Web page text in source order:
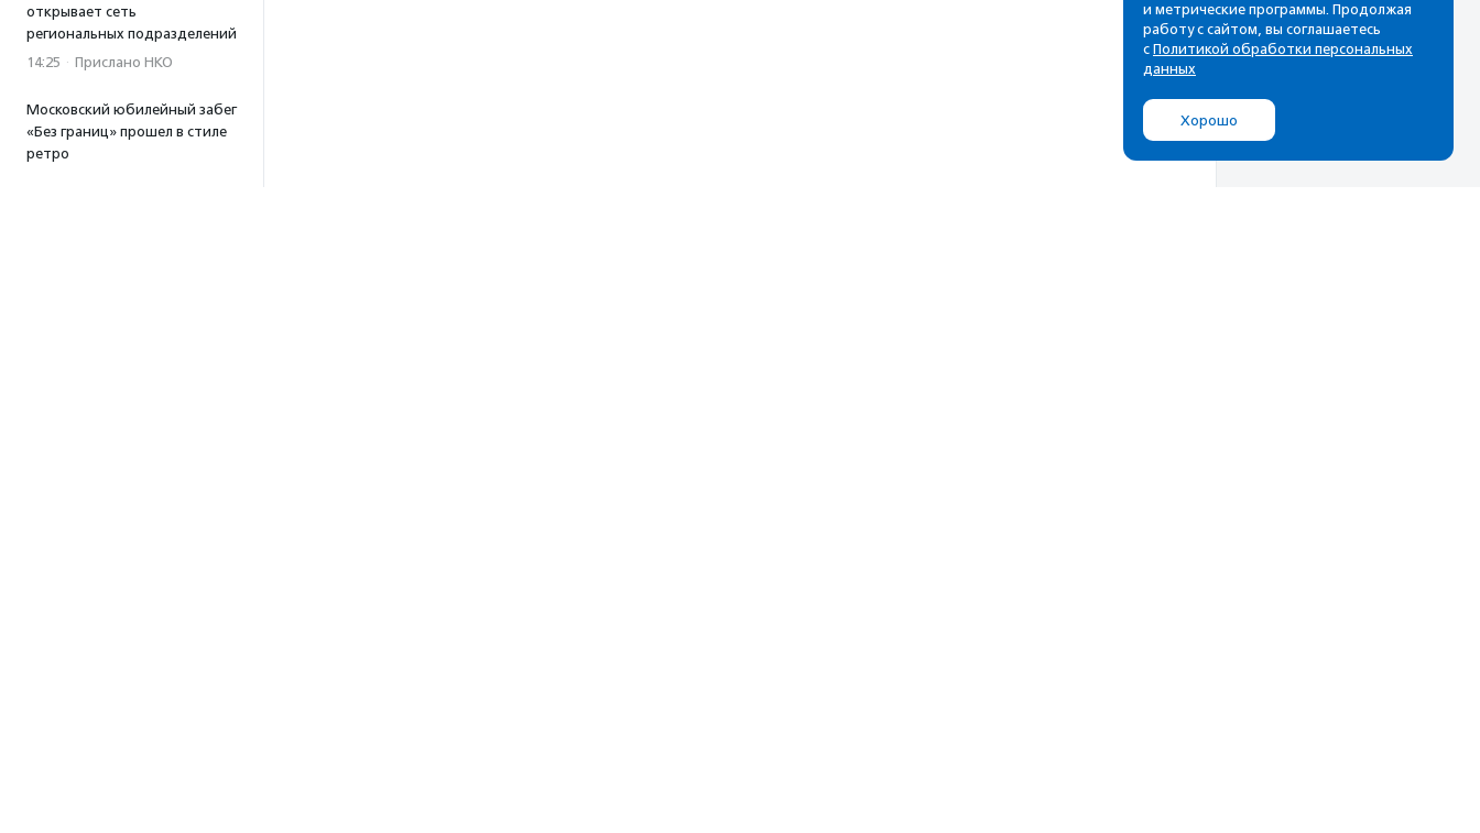
открывает сеть
региональных подразделений
14:25 · Прислано НКО
Московский юбилейный забег
«Без границ» прошел в стиле
ретро
Рассылка
Cамые свежие новости,
почтовом ящике
и метрические программы. Продолжая
работу с сайтом, вы соглашаетесь
с Политикой обработки персональных
данных
Хорошо